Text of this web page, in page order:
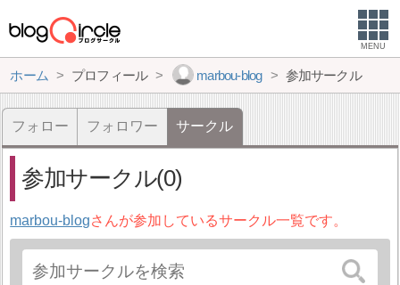
MENU
ホーム プロフィール marbou-blog 参加サークル
フォロー フォロワー サークル
参加サークル(0)
marbou-blogさんが参加しているサークル一覧です。